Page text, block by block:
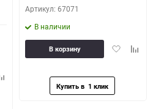
Артикул: 67071
В наличии
Добавить
В корзину